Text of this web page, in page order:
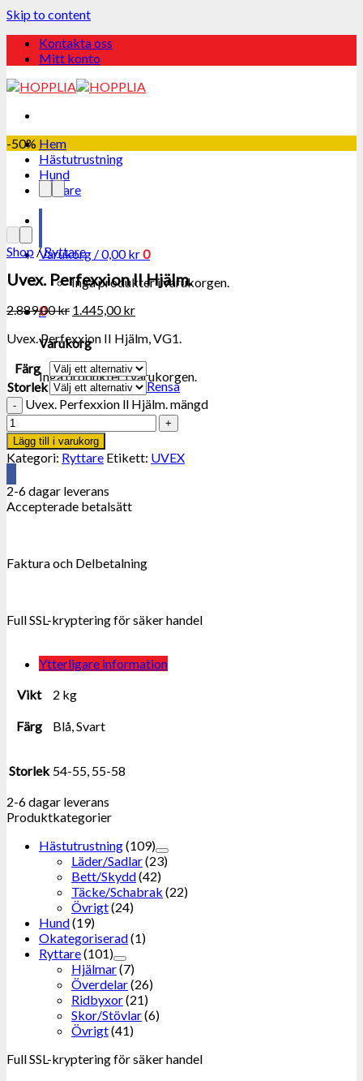
Skip to content
Kontakta oss
Mitt konto
Hem
Hästutrustning
Hund
Ryttare
Varukorg /0,00kr0
Inga produkter i varukorgen.
0
Varukorg
Inga produkter i varukorgen.
-50%
Shop /Ryttare
Uvex. Perfexxion ll Hjälm.
2.889,00kr 1.445,00kr
Uvex. Perfexxion II Hjälm, VG1.
Färg
Storlek
Rensa
Uvex. Perfexxion ll Hjälm. mängd
Lägg till i varukorg
Kategori: Ryttare Etikett: UVEX
2-6 dagar leverans
Accepterade betalsätt
Faktura och Delbetalning
Full SSL-kryptering för säker handel
Ytterligare information
Vikt
2 kg
Färg Blå, Svart
Storlek 54-55, 55-58
2-6 dagar leverans
Produktkategorier
Hästutrustning(109)
Läder/Sadlar(23)
Bett/Skydd(42)
Täcke/Schabrak (22)
Övrigt(24)
Hund(19)
Okategoriserad(1)
Ryttare(101)
Hjälmar(7)
Överdelar(26)
Ridbyxor(21)
Skor/Stövlar(6)
Övrigt(41)
Full SSL-kryptering för säker handel